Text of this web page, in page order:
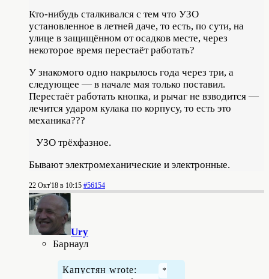
Кто-нибудь сталкивался с тем что УЗО
установленное в летней даче, то есть, по сути, на
улице в защищённом от осадков месте, через
некоторое время перестаёт работать?
У знакомого одно накрылось года через три, а
следующее — в начале мая только поставил.
Перестаёт работать кнопка, и рычаг не взводится —
лечится ударом кулака по корпусу, то есть это
механика???
УЗО трёхфазное.
Бывают электромеханические и электронные.
22 Окт'18 в 10:15 #56154
Ury
Барнаул
Капустян wrote: